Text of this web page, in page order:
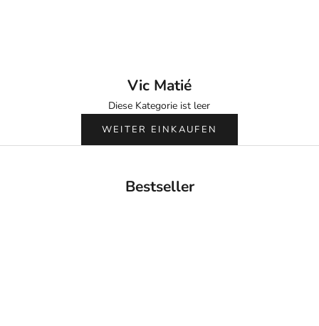
Vic Matié
Diese Kategorie ist leer
WEITER EINKAUFEN
Bestseller